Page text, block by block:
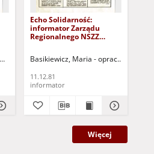
Klincewicz, Jerzy - oprac.
Echo Solidarność:
informator Zarządu
Regionalnego NSZZ
(11.12.81r.)
Basikiewicz, Maria - oprac.
11.12.81
informator
Więcej